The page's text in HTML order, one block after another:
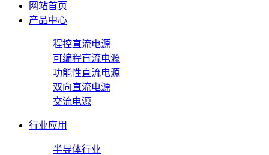
网站首页
产品中心
程控直流电源
可编程直流电源
功能性直流电源
双向直流电源
交流电源
行业应用
半导体行业